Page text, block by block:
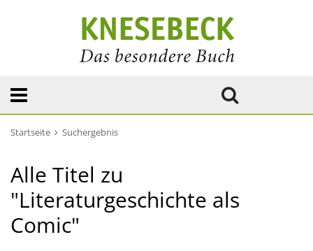
Startseite Suchergebnis
Alle Titel zu
"Literaturgeschichte als
Comic"